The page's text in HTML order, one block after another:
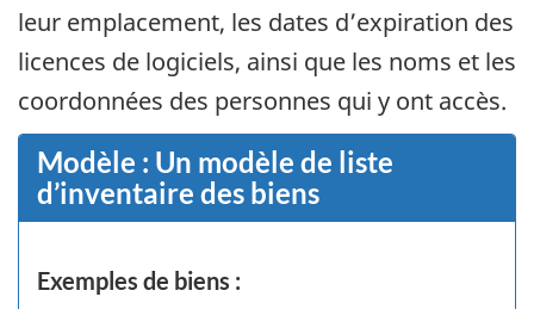
leur emplacement, les dates d’expiration des
licences de logiciels, ainsi que les noms et les
coordonnées des personnes qui y ont accès.
Modèle : Un modèle de liste
d’inventaire des biens
Exemples de biens :